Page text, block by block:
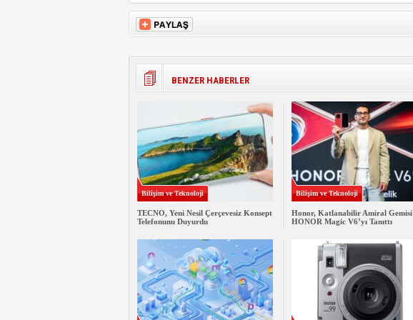
BENZER HABERLER
Bilişim ve Teknoloji
TECNO, Yeni Nesil Çerçevesiz Konsept
Telefonunu Duyurdu
Bilişim ve Teknoloji
Honor, Katlanabilir Amiral Gemisi
HONOR Magic V6’yı Tanıttı